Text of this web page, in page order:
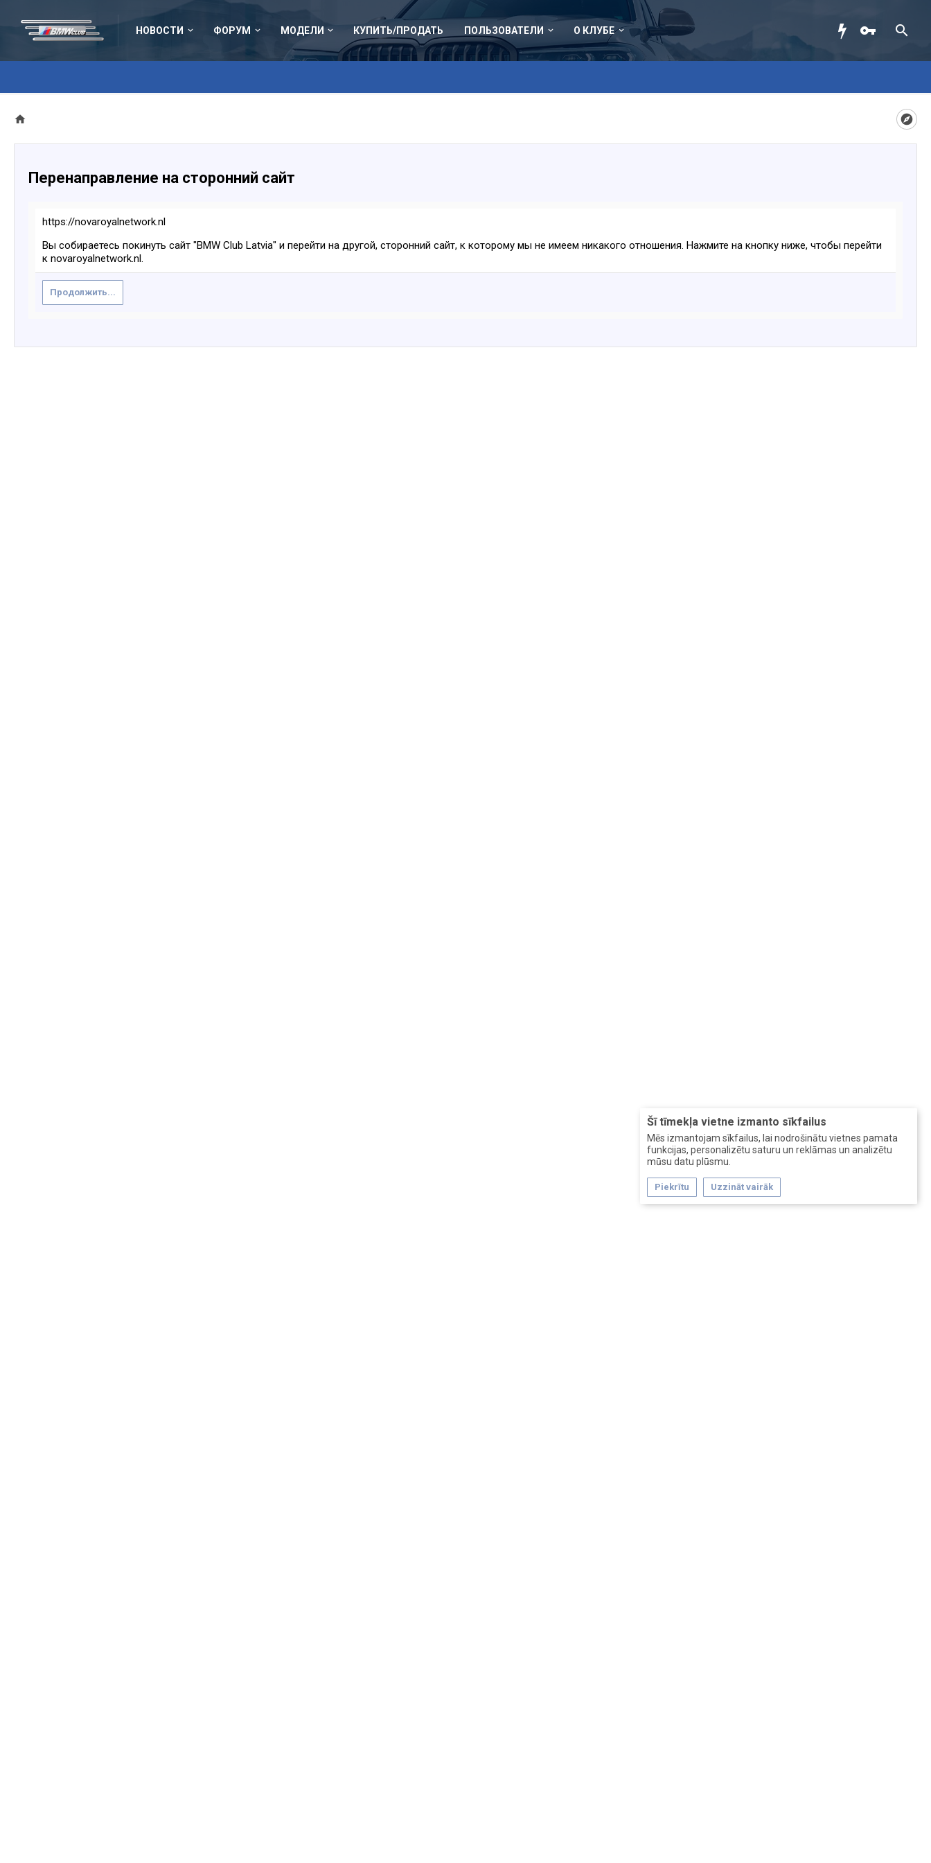
НОВОСТИ ФОРУМ МОДЕЛИ КУПИТЬ/ПРОДАТЬ ПОЛЬЗОВАТЕЛИ О КЛУБЕ
Šī tīmekļa vietne izmanto sīkfailus
Mēs izmantojam sīkfailus, lai nodrošinātu vietnes pamata
funkcijas, personalizētu saturu un reklāmas un analizētu
mūsu datu plūsmu.
Piekrītu Uzzināt vairāk
Перенаправление на сторонний сайт
https://novaroyalnetwork.nl
Вы собираетесь покинуть сайт "BMW Club Latvia" и перейти на другой, сторонний сайт, к которому мы не имеем никакого отношения. Нажмите на кнопку ниже, чтобы перейти
к novaroyalnetwork.nl.
Продолжить...